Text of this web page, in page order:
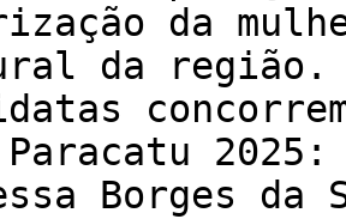
da
da região.
Paracatu
Borges